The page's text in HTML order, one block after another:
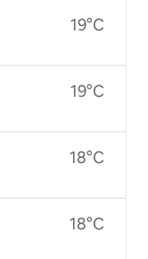
19°C
19°C
18°C
18°C